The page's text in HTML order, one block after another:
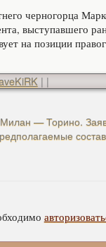
черногорца
выступавшего
на позиции
| |
Милан — Торино.